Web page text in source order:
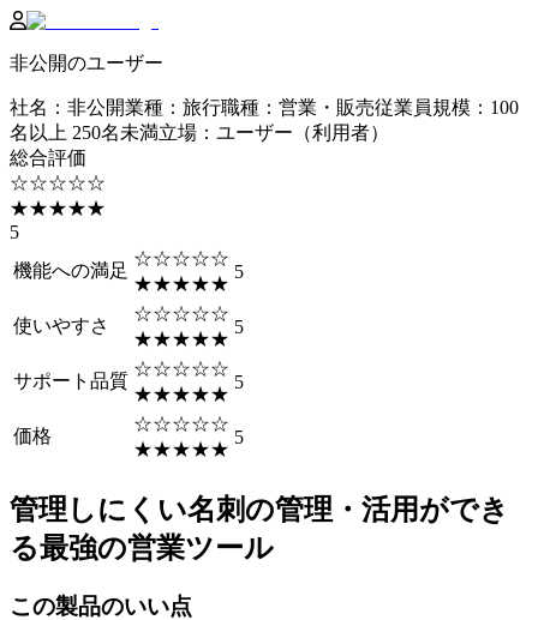
非公開のユーザー
社名 ： 非公開業種 ： 旅行職種 ： 営業・販売従業員規模 ： 100
名以上 250名未満立場 ： ユーザー（利用者）
総合評価
☆☆☆☆☆
★★★★★
5
機能への満足
☆☆☆☆☆
★★★★★
5
使いやすさ
☆☆☆☆☆
★★★★★
5
サポート品質
☆☆☆☆☆
★★★★★
5
価格
☆☆☆☆☆
★★★★★
5
管理しにくい名刺の管理・活用ができ
る最強の営業ツール
この製品のいい点